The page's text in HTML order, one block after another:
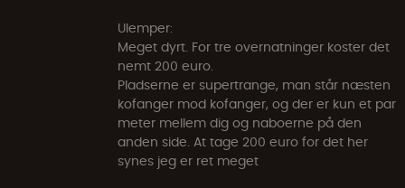
Ulemper:
Meget dyrt. For tre overnatninger koster det
nemt 200 euro.
Pladserne er supertrange, man står næsten
kofanger mod kofanger, og der er kun et par
meter mellem dig og naboerne på den
anden side. At tage 200 euro for det her
synes jeg er ret meget